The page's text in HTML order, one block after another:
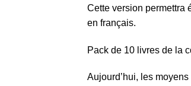
Cette version permettra
en français.
Pack de 10 livres de la
Aujourd’hui, les